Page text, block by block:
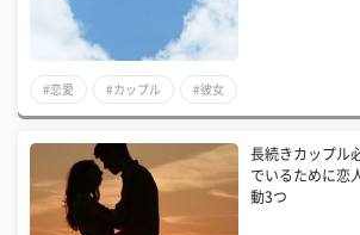
#恋愛 #カップル #彼女
長続きカップル
でいるために恋
動3つ